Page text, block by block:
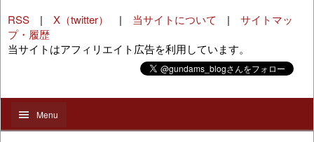
RSS | X（twitter） | 当サイトについて | サイトマッ
プ・履歴
当サイトはアフィリエイト広告を利用しています。
Menu